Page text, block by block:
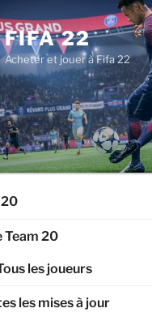
FIFA 22
Acheter et jouer à Fifa 22
Team 20
les joueurs
les mises à jour